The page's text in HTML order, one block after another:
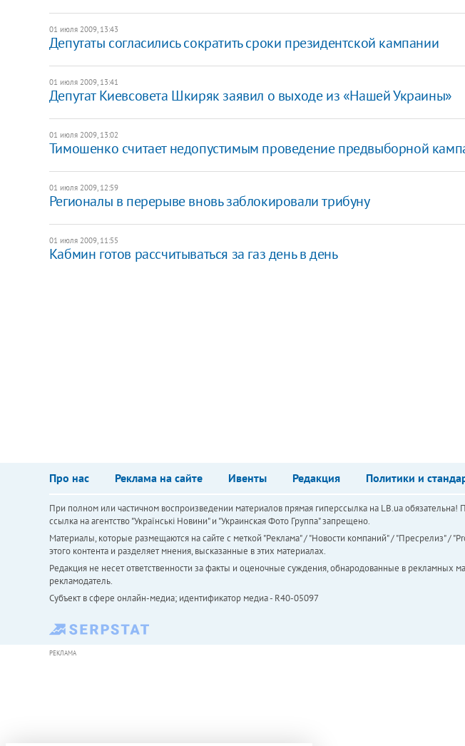
01 июля 2009, 13:43
Депутаты согласились сократить сроки президентской кампании
01 июля 2009, 13:41
Депутат Киевсовета Шкиряк заявил о выходе из «Нашей Украины»
01 июля 2009, 13:02
Тимошенко считает недопустимым проведение предвыборной
01 июля 2009, 12:59
Регионалы в перерыве вновь заблокировали трибуну
01 июля 2009, 11:55
Кабмин готов рассчитываться за газ день в день
Про нас Реклама на сайте Ивенты Редакция Политики и
При полном или частичном воспроизведении материалов прямая гиперссылка на LB.ua
ссылка на агентство "Українськi Новини" и "Украинская Фото Группа" запрещено.
Материалы, которые размещаются на сайте с меткой "Реклама" / "Новости компаний" / "Пресрелиз" /
этого контента и разделяет мнения, высказанные в этих материалах.
Редакция не несет ответственности за факты и оценочные суждения, обнародованные в рекламных
рекламодатель.
Субъект в сфере онлайн-медиа; идентификатор медиа - R40-05097
РЕКЛАМА